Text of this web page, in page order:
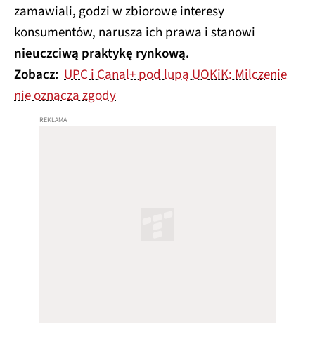
zamawiali, godzi w zbiorowe interesy
konsumentów, narusza ich prawa i stanowi
nieuczciwą praktykę rynkową.
Zobacz: UPC i Canal+ pod lupą UOKiK: Milczenie
nie oznacza zgody